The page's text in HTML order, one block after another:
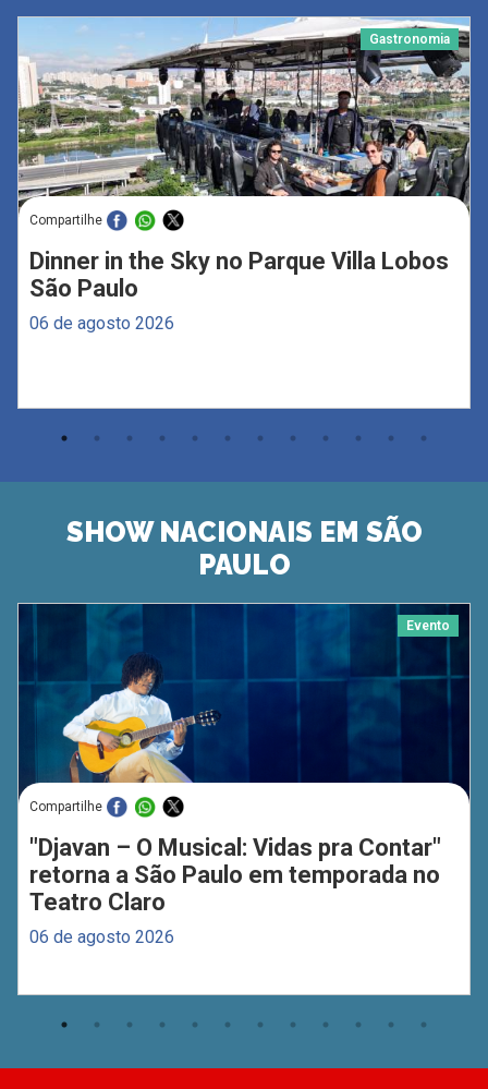
Gastronomia
Compartilhe
Dinner in the Sky no Parque Villa Lobos
São Paulo
06 de agosto 2026
SHOW NACIONAIS EM SÃO
PAULO
Evento
Compartilhe
"Djavan – O Musical: Vidas pra Contar"
retorna a São Paulo em temporada no
Teatro Claro
06 de agosto 2026